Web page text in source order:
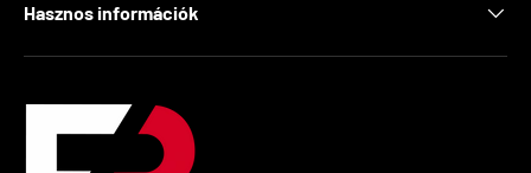
Hasznos információk